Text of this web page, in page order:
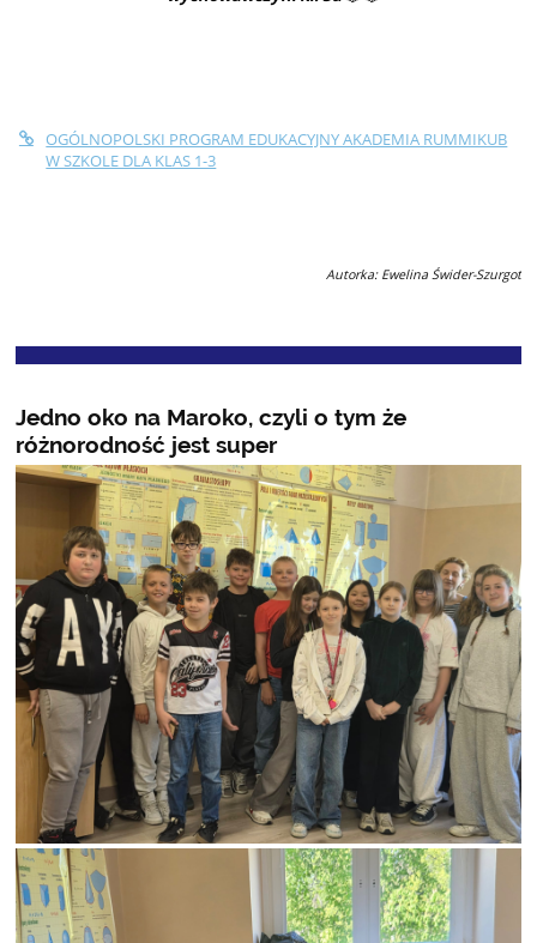
OGÓLNOPOLSKI PROGRAM EDUKACYJNY AKADEMIA RUMMIKUB
W SZKOLE DLA KLAS 1-3
Autorka: Ewelina Świder-Szurgot
Jedno oko na Maroko, czyli o tym że
różnorodność jest super